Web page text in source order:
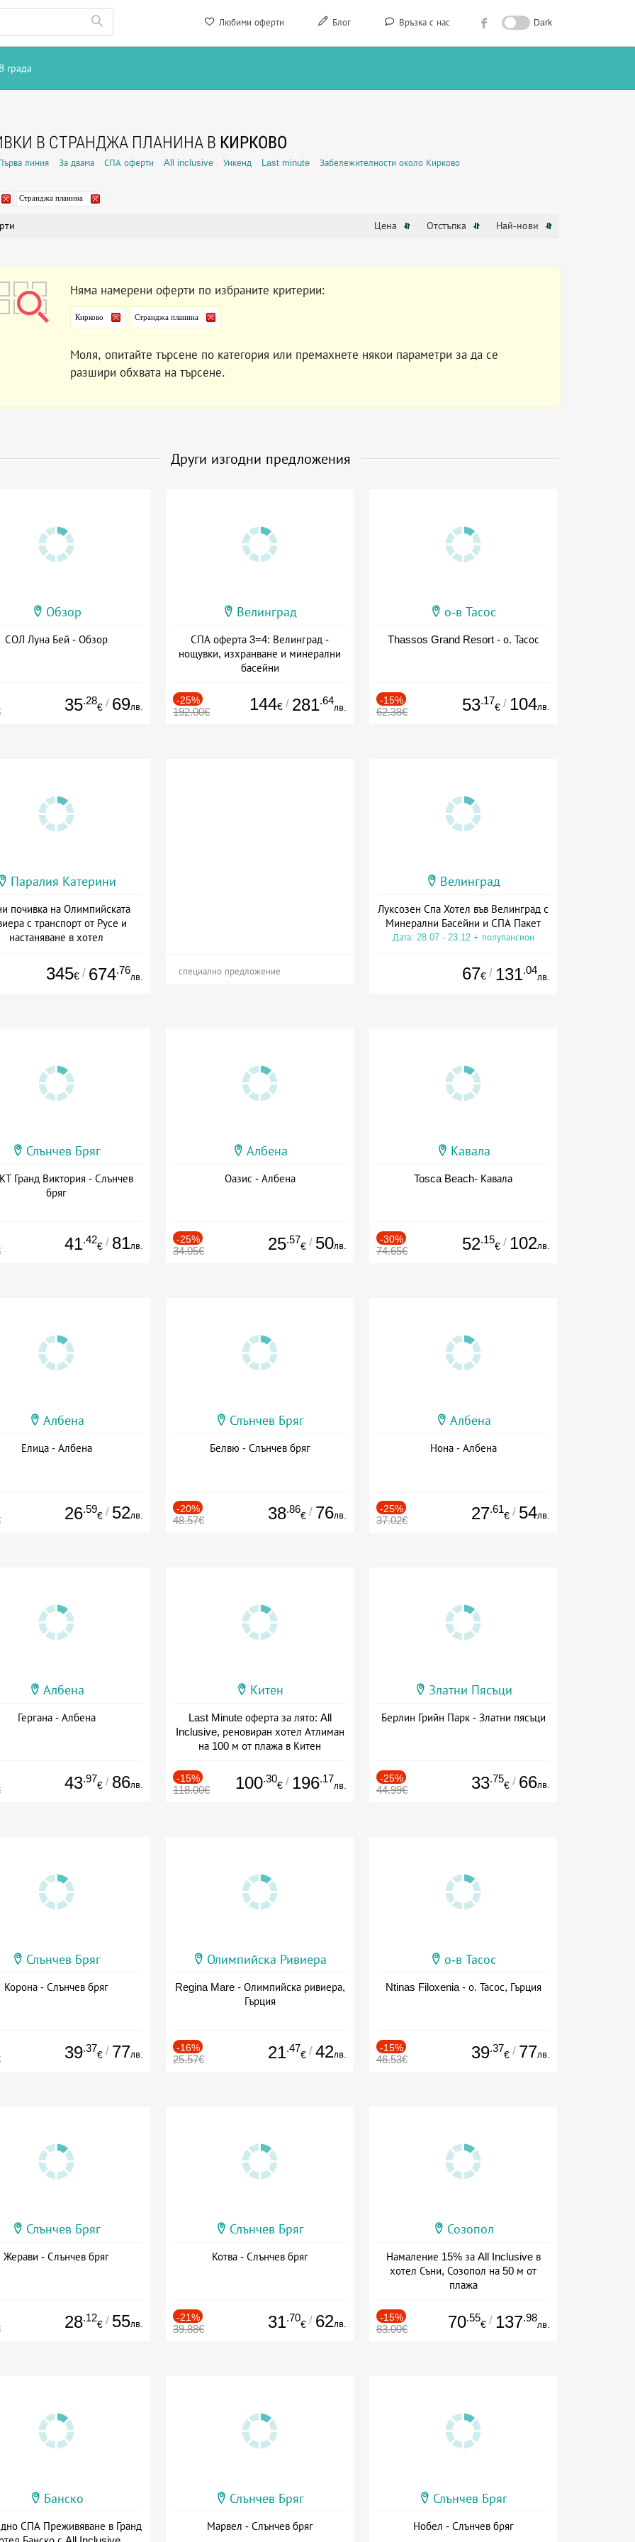
Любими оферти Блог Връзка с нас Dark
В града
В СТРАНДЖА ПЛАНИНА В КИРКОВО
линия За двама СПА оферти All inclusive Уикенд Last minute Забележителности около Кирково
Странджа планина
Цена Отстъпка Най-нови
Няма намерени оферти по избраните критерии:
Кирково Странджа планина
Моля, опитайте търсене по категория или премахнете някои параметри за да се
разшири обхвата на търсене.
Други изгодни предложения
Обзор
СОЛ Луна Бей - Обзор
35.28
€ / 69лв.
Велинград
СПА оферта 3=4: Велинград -
нощувки, изхранване и минерални
басейни
-25%
192.00€ 144€ / 281.64
лв.
о-в Тасос
Thassos Grand Resort - о. Тасос
-15%
62.38€ 53.17
€ / 104лв.
Паралия Катерини
почивка на Олимпийската
с транспорт от Русе и
настаняване в хотел
345€ / 674.76
лв. специално предложение
Велинград
Луксозен Спа Хотел във Велинград с
Минерални Басейни и СПА Пакет
Дата: 28.07 - 23.12 + полупансион
67€ / 131.04
лв.
Слънчев Бряг
Гранд Виктория - Слънчев
бряг
41.42
€ / 81лв.
Албена
Оазис - Албена
-25%
34.05€ 25.57
€ / 50лв.
Кавала
Tosca Beach- Кавала
-30%
74.65€ 52.15
€ / 102лв.
Албена
Елица - Албена
26.59
€ / 52лв.
Слънчев Бряг
Белвю - Слънчев бряг
-20%
48.57€ 38.86
€ / 76лв.
Албена
Нона - Албена
-25%
37.02€ 27.61
€ / 54лв.
Албена
Гергана - Албена
43.97
€ / 86лв.
Китен
Last Minute оферта за лято: All
Inclusive, реновиран хотел Атлиман
на 100 м от плажа в Китен
-15%
118.00€ 100.30
€ / 196.17
лв.
Златни Пясъци
Берлин Грийн Парк - Златни пясъци
-25%
44.99€ 33.75
€ / 66лв.
Слънчев Бряг
Корона - Слънчев бряг
39.37
€ / 77лв.
Олимпийска Ривиера
Regina Mare - Олимпийска ривиера,
Гърция
-16%
25.57€ 21.47
€ / 42лв.
о-в Тасос
Ntinas Filoxenia - о. Тасос, Гърция
-15%
46.53€ 39.37
€ / 77лв.
Слънчев Бряг
Жерави - Слънчев бряг
28.12
€ / 55лв.
Слънчев Бряг
Котва - Слънчев бряг
-21%
39.88€ 31.70
€ / 62лв.
Созопол
Намаление 15% за All Inclusive в
хотел Съни, Созопол на 50 м от
плажа
-15%
83.00€ 70.55
€ / 137.98
лв.
Банско
СПА Преживяване в Гранд
Слънчев Бряг
Марвел - Слънчев бряг
Слънчев Бряг
Нобел - Слънчев бряг